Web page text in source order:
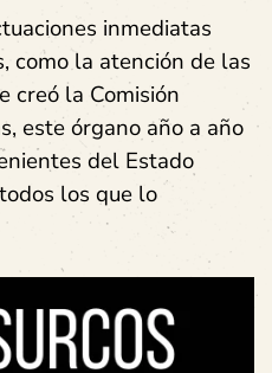
inmediatas
como la atención de las
creó la Comisión
este órgano año a año
del Estado
los que lo